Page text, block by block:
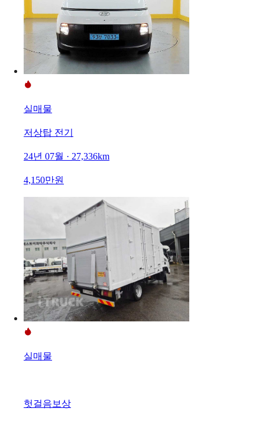
실매물
저상탑 전기
24년 07월 · 27,336km
4,150만원
실매물
헛걸음보상